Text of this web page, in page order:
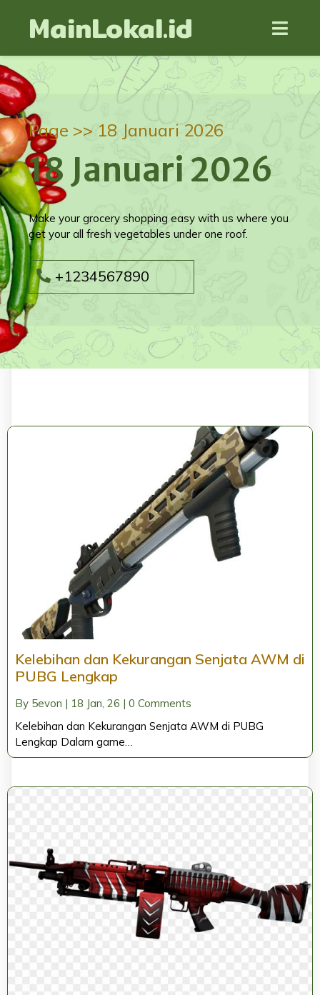
MainLokal.id
Page >> 18 Januari 2026
18 Januari 2026
Make your grocery shopping easy with us where you
get your all fresh vegetables under one roof.
+1234567890
Kelebihan dan Kekurangan Senjata AWM di
PUBG Lengkap
By 5evon | 18 Jan, 26 | 0 Comments
Kelebihan dan Kekurangan Senjata AWM di PUBG
Lengkap Dalam game…